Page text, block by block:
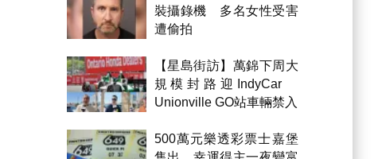
裝攝錄機 多名女性受害
遭偷拍
【星島街訪】萬錦下周大
規模封路迎IndyCar
Unionville GO站車輛禁入
500萬元樂透彩票士嘉堡